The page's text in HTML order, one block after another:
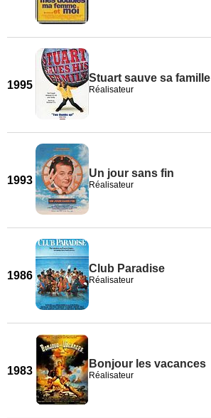
1995
Stuart sauve sa famille
Réalisateur
1993
Un jour sans fin
Réalisateur
1986
Club Paradise
Réalisateur
1983
Bonjour les vacances
Réalisateur